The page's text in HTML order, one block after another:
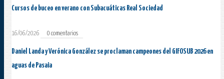
Cursos de buceo en verano con Subacuáticas Real Sociedad
16/06/2026 0 comentarios
Daniel Landa y Verónica González se proclaman campeones del GIFOSUB 2026 en
aguas de Pasaia